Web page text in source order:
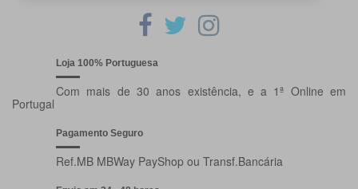
Loja 100% Portuguesa
Com mais de 30 anos existência, e a 1ª Online em
Portugal
Pagamento Seguro
Ref.MB MBWay PayShop ou Transf.Bancária